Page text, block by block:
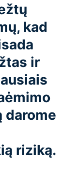
kad
ir
darome
riziką.